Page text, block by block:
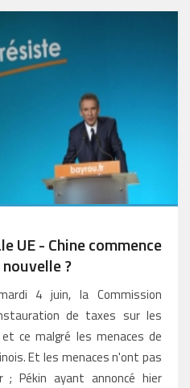
UE - Chine commence
?
4 juin, la Commission
de taxes sur les
ce malgré les menaces de
Et les menaces n'ont pas
Pékin ayant annoncé hier